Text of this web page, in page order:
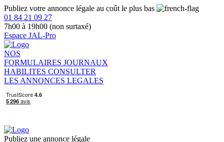
Publiez votre annonce légale au coût le plus bas
01 84 21 09 27
7h00 à 19h00 (non surtaxé)
Espace JAL-Pro
NOS
FORMULAIRES JOURNAUX
HABILITES CONSULTER
LES ANNONCES LEGALES
Publiez une annonce légale